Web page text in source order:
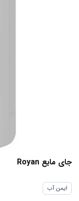
ایمن آب
جای مایع Royan